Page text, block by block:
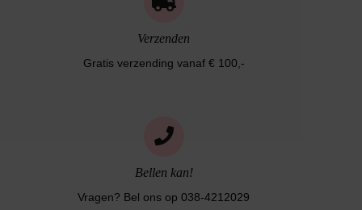
Verzenden
Gratis verzending vanaf € 100,-
Bellen kan!
Vragen? Bel ons op 038-4212029